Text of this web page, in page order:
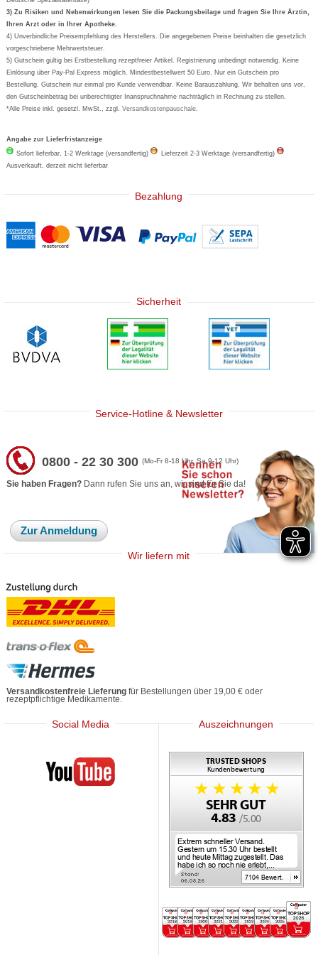
Formoline
Wick
Eucerin
Basica
3) Zu Risiken und Nebenwirkungen lesen Sie die Packungsbeilage und fragen Sie Ihre Ärztin,
Ihren Arzt oder in Ihrer Apotheke.
4) Unverbindliche Preisempfehlung des Herstellers. Die angegebenen Preise beinhalten die gesetzlich
vorgeschriebene Mehrwertsteuer.
5) Gutschein gültig bei Erstbestellung rezeptfreier Artikel. Registrierung unbedingt notwendig. Keine
Einlösung über Pay-Pal Express möglich. Mindestbestellwert 50 Euro. Nur ein Gutschein pro
Bestellung. Gutschein nur einmal pro Kunde verwendbar. Keine Barauszahlung. Wir behalten uns vor,
den Gutscheinbetrag bei unberechtigter Inanspruchnahme nachträglich in Rechnung zu stellen.
*Alle Preise inkl. gesetzl. MwSt., zzgl.Versandkostenpauschale
Angabe zur Lieferfristanzeige
Sofort lieferbar, 1-2 Werktage (versandfertig)
Lieferzeit 2-3 Werktage (versandfertig)
Ausverkauft, derzeit nicht lieferbar
Bezahlung
Sicherheit
Service-Hotline & Newsletter
0800 - 22 30 300(Mo-Fr 8-18 Uhr, Sa 9-12 Uhr)
Sie haben Fragen? Dann rufen Sie uns an, wir sind für Sie da!
Zur Anmeldung
Wir liefern mit
Versandkostenfreie Lieferung für Bestellungen über 19,00 € oder
rezeptpflichtige Medikamente.
Social Media
Mediherz
Auszeichnungen